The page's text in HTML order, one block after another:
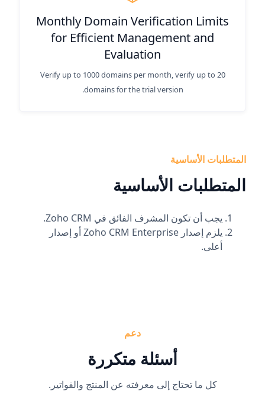
Monthly Domain Verification Limits
for Efficient Management and
Evaluation
Verify up to 1000 domains per month, verify up to 20
domains for the trial version.
المتطلبات الأساسية
المتطلبات الأساسية
يجب أن تكون المشرف الفائق في Zoho CRM.
يلزم إصدار Zoho CRM Enterprise أو إصدار
أعلى.
دعم
أسئلة متكررة
كل ما تحتاج إلى معرفته عن المنتج والفواتير.